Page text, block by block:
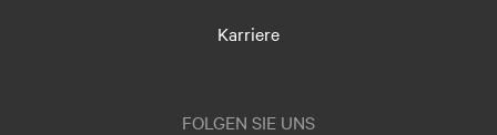
Karriere
FOLGEN SIE UNS